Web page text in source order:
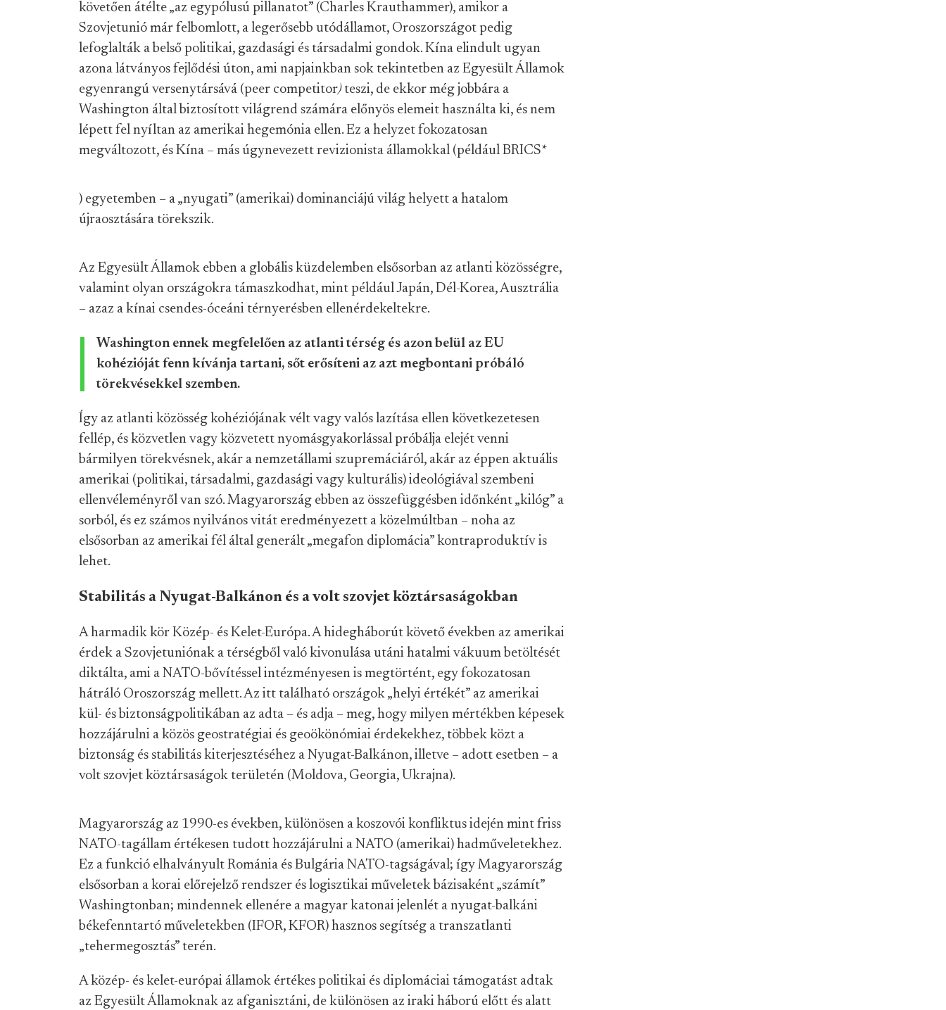
követően átélte „az egypólusú pillanatot” (Charles Krauthammer), amikor a
Szovjetunió már felbomlott, a legerősebb utódállamot, Oroszországot pedig
lefoglalták a belső politikai, gazdasági és társadalmi gondok. Kína elindult ugyan
azona látványos fejlődési úton, ami napjainkban sok tekintetben az Egyesült Államok
egyenrangú versenytársává (peer competitor)teszi, de ekkor még jobbára a
Washington által biztosított világrend számára előnyös elemeit használta ki, és nem
lépett fel nyíltan az amerikai hegemónia ellen. Ez a helyzet fokozatosan
megváltozott, és Kína – más úgynevezett revizionista államokkal (például BRICS*
) egyetemben – a „nyugati” (amerikai) dominanciájú világ helyett a hatalom
újraosztására törekszik.
Az Egyesült Államok ebben a globális küzdelemben elsősorban az atlanti közösségre,
valamint olyan országokra támaszkodhat, mint például Japán, Dél-Korea, Ausztrália
– azaz a kínai csendes-óceáni térnyerésben ellenérdekeltekre.
Washington ennek megfelelően az atlanti térség és azon belül az EU
kohézióját fenn kívánja tartani, sőt erősíteni az azt megbontani próbáló
törekvésekkel szemben.
Így az atlanti közösség kohéziójának vélt vagy valós lazítása ellen következetesen
fellép, és közvetlen vagy közvetett nyomásgyakorlással próbálja elejét venni
bármilyen törekvésnek, akár a nemzetállami szupremáciáról, akár az éppen aktuális
amerikai (politikai, társadalmi, gazdasági vagy kulturális) ideológiával szembeni
ellenvéleményről van szó. Magyarország ebben az összefüggésben időnként „kilóg” a
sorból, és ez számos nyilvános vitát eredményezett a közelmúltban – noha az
elsősorban az amerikai fél által generált „megafon diplomácia” kontraproduktív is
lehet.
Stabilitás a Nyugat-Balkánon és a volt szovjet köztársaságokban
A harmadik kör Közép- és Kelet-Európa.A hidegháborút követő években az amerikai
érdek a Szovjetuniónak a térségből való kivonulása utáni hatalmi vákuum betöltését
diktálta, ami a NATO-bővítéssel intézményesen is megtörtént, egy fokozatosan
hátráló Oroszország mellett. Az itt található országok „helyi értékét” az amerikai
kül- és biztonságpolitikában az adta – és adja – meg, hogy milyen mértékben képesek
hozzájárulni a közös geostratégiai és geoökönómiai érdekekhez, többek közt a
biztonság és stabilitás kiterjesztéséhez a Nyugat-Balkánon, illetve – adott esetben – a
volt szovjet köztársaságok területén (Moldova, Georgia, Ukrajna).
Magyarország az 1990-es években, különösen a koszovói konfliktus idején mint friss
NATO-tagállam értékesen tudott hozzájárulni a NATO (amerikai) hadműveletekhez.
Ez a funkció elhalványult Románia és Bulgária NATO-tagságával; így Magyarország
elsősorban a korai előrejelző rendszer és logisztikai műveletek bázisaként „számít”
Washingtonban; mindennek ellenére a magyar katonai jelenlét a nyugat-balkáni
békefenntartó műveletekben (IFOR, KFOR) hasznos segítség a transzatlanti
„tehermegosztás” terén.
A közép- és kelet-európai államok értékes politikai és diplomáciai támogatást adtak
az Egyesült Államoknak az afganisztáni, de különösen az iraki háború előtt és alatt